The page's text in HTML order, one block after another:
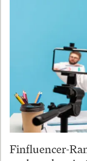
Finfluencer-